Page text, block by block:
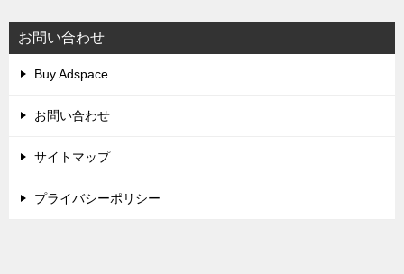
お問い合わせ
Buy Adspace
お問い合わせ
サイトマップ
プライバシーポリシー